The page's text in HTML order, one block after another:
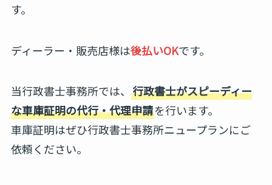
す。
ディーラー・販売店様は後払いOKです。
当行政書士事務所では、 行政書士がスピーディー
な車庫証明の代行・代理申請を行います。
車庫証明はぜひ行政書士事務所ニュープランにご
依頼ください。